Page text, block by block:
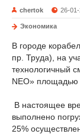
chertok 26-
Экономика
В городе
пр. Труда), на
технологичный
NEO» площадью
В настоящее
выполнено
25%